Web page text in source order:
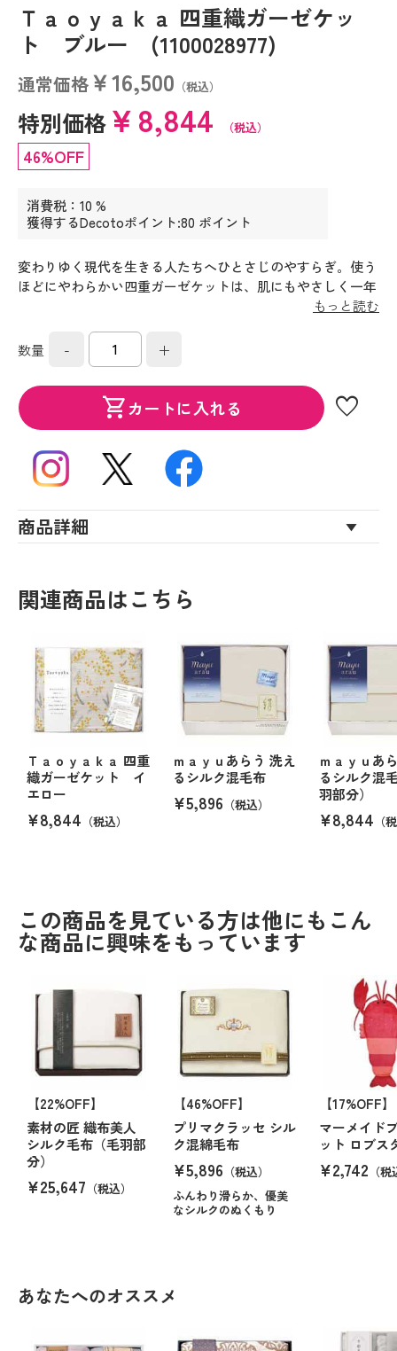
Ｔａｏｙａｋａ 四重織ガーゼケッ
ト ブルー (1100028977)
通常価格￥16,500 （税込）
特別価格￥8,844 （税込）
46%OFF
消費税：10 %
獲得するDecotoポイント:80 ポイント
変わりゆく現代を生きる人たちへひとさじのやすらぎ。使う
ほどにやわらかい四重ガーゼケットは、肌にもやさしく一年
を通し快適にご愛用いただける、ふんわり心地よい厚みで
もっと読む
数量 - +
shopping_cartカートに入れる favorite
商品詳細
関連商品はこちら
Ｔａｏｙａｋａ 四重
織ガーゼケット イ
エロー
¥8,844 （税込）
ｍａｙｕあらう 洗え
るシルク混毛布
¥5,896 （税込）
ｍａｙｕあ
るシルク混
羽部分）
¥8,844 （
この商品を見ている方は他にもこん
な商品に興味をもっています
【22%OFF】
素材の匠 織布美人
シルク毛布（毛羽部
分）
¥25,647 （税込）
【46%OFF】
プリマクラッセ シル
ク混綿毛布
¥5,896 （税込）
ふんわり滑らか、優美
なシルクのぬくもり
【17%OFF】
マーメイド
ット ロブス
¥2,742 （
あなたへのオススメ